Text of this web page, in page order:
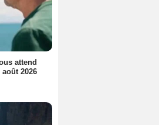
attend
2026